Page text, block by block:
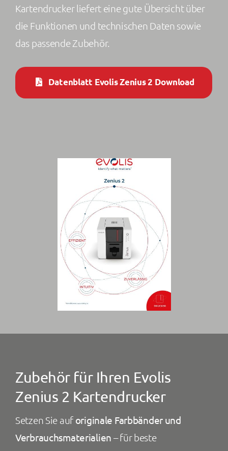
Kartendrucker liefert eine gute Übersicht über
die Funktionen und technischen Daten sowie
das passende Zubehör.
Datenblatt Evolis Zenius 2 Download
Zubehör für Ihren Evolis
Zenius 2 Kartendrucker
Setzen Sie auf originale Farbbänder und
Verbrauchsmaterialien – für beste